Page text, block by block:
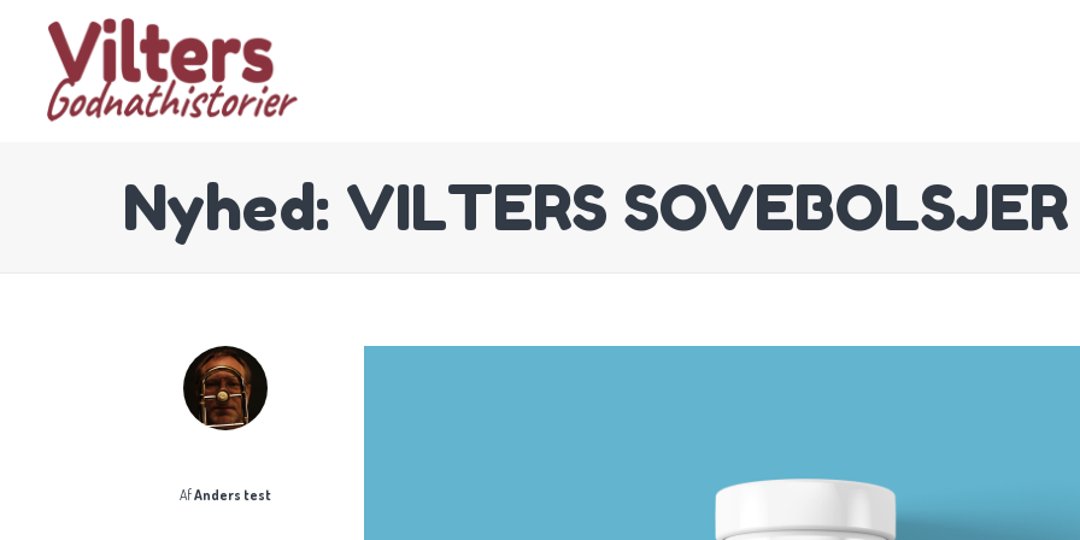
Nyhed: VILTERS SOVEBOLSJER
AfAnders test